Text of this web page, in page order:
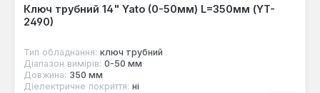
Ключ трубний 14" Yato (0-50мм) L=350мм (YT-
2490)
Тип обладнання: ключ трубний
Діапазон вимірів: 0-50 мм
Довжина: 350 мм
Діелектричне покриття: ні